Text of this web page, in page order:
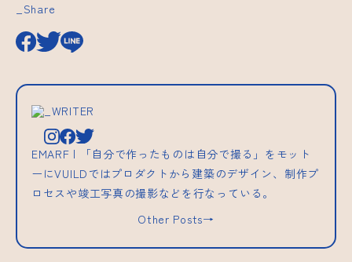
_Share
_WRITER
EMARF | 「自分で作ったものは自分で撮る」をモット
ーにVUILDではプロダクトから建築のデザイン、制作プ
ロセスや竣工写真の撮影などを行なっている。
Other Posts→